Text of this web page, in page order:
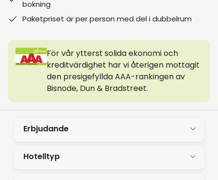
bokning
Paketpriset är per person med del i dubbelrum
För vår ytterst solida ekonomi och
kreditvärdighet har vi återigen mottagit
den presigefyllda AAA-rankingen av
Bisnode, Dun & Bradstreet.
Erbjudande
Hotelltyp